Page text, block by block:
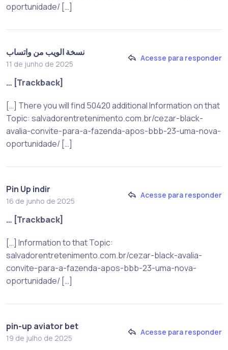
oportunidade/ […]
نسخة الويب من واتساب
11 de junho de 2025
Acesse para responder
… [Trackback]
[…] There you will find 50420 additional Information on that
Topic: salvadorentretenimento.com.br/cezar-black-
avalia-convite-para-a-fazenda-apos-bbb-23-uma-nova-
oportunidade/ […]
Pin Up indir
16 de junho de 2025
Acesse para responder
… [Trackback]
[…] Information to that Topic:
salvadorentretenimento.com.br/cezar-black-avalia-
convite-para-a-fazenda-apos-bbb-23-uma-nova-
oportunidade/ […]
pin-up aviator bet
19 de julho de 2025
Acesse para responder